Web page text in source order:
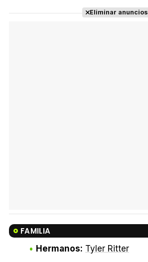
Eliminar anuncios
FAMILIA
Hermanos: Tyler Ritter